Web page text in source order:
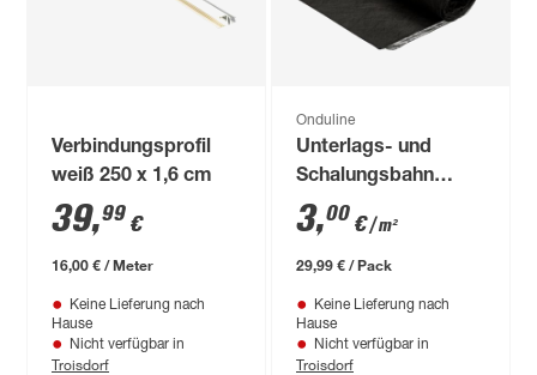
Verbindungsprofil
weiß 250 x 1,6 cm
39,99 €
16,00 € / Meter
Keine Lieferung nach
Hause
Nicht verfügbar in
Troisdorf
Onduline
Unterlags- und
Schalungsbahn
'Ondutiss® Strong'
10 x 1 m
3,00 €/ m²
29,99 € / Pack
Keine Lieferung nach
Hause
Nicht verfügbar in
Troisdorf